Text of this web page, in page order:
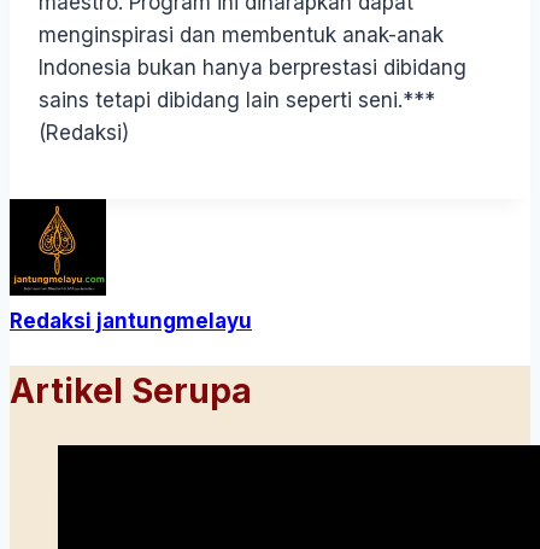
menginspirasi dan membentuk anak-anak
Indonesia bukan hanya berprestasi dibidang
sains tetapi dibidang lain seperti seni.***
(Redaksi)
Redaksi jantungmelayu
Artikel Serupa